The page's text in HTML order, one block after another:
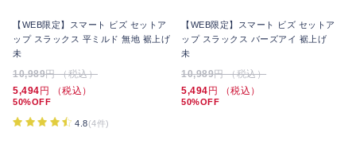
【WEB限定】スマート ビズ セットア
ップ スラックス 平ミルド 無地 裾上げ
未
10,989円 （税込）
5,494円 （税込）
50%OFF
4.8(4件)
【WEB限定】スマート ビズ セットア
ップ スラックス バーズアイ 裾上げ
未
10,989円 （税込）
5,494円 （税込）
50%OFF